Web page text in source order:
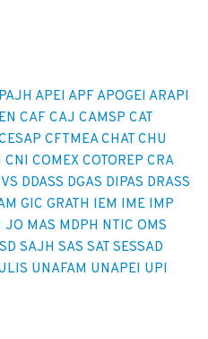
APEI APF APOGEI ARAPI
CAF CAJ CAMSP CAT
CFTMEA CHAT CHU
CNI COMEX COTOREP CRA
DDASS DGAS DIPAS DRASS
GIC GRATH IEM IME IMP
JO MAS MDPH NTIC OMS
SAJH SAS SAT SESSAD
UNAFAM UNAPEI UPI